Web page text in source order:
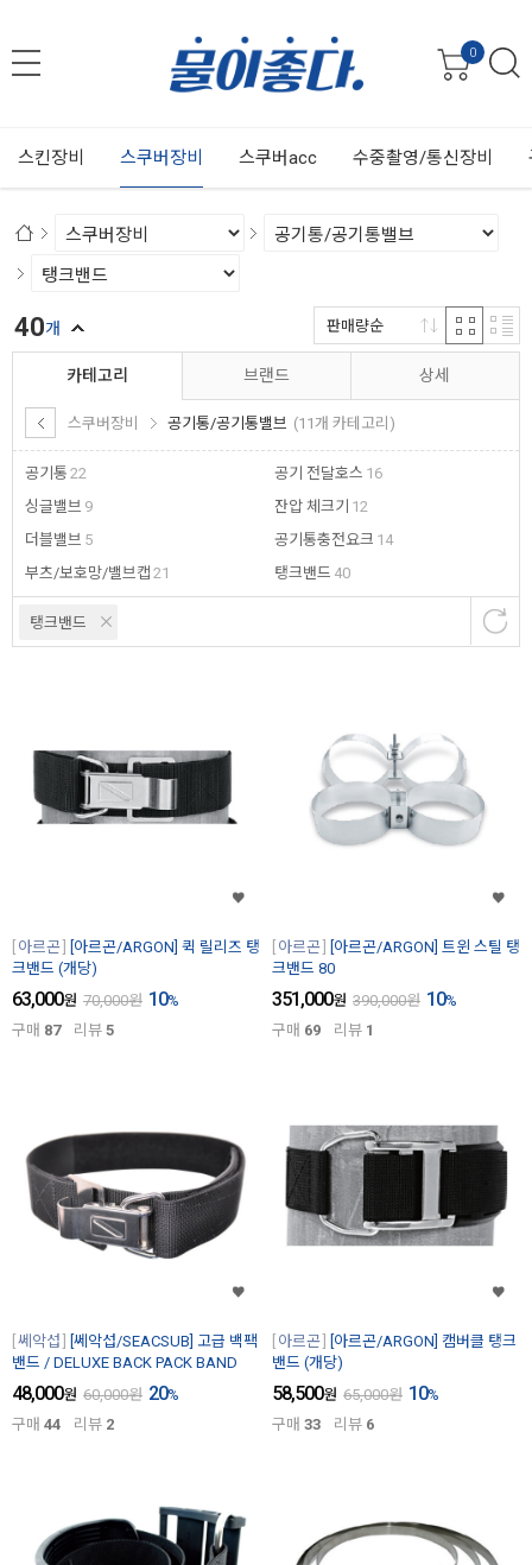
0
스킨장비 스쿠버장비 스쿠버acc 수중촬영/통신장비
카테고리
스쿠버장비 공기통/공기통밸브 (11개 카테고리)
공기통 22
싱글밸브 9
더블밸브 5
부츠/보호망/밸브캡 21
공기 전달호스 16
잔압 체크기 12
공기통충전요크 14
탱크밴드 40
브랜드 상세
탱크밴드
40개 판매량순
아르곤
[아르곤/ARGON] 퀵 릴리즈 탱
크밴드 (개당)
63,000원 70,000원 10%
구매 87 리뷰 5
아르곤
[아르곤/ARGON] 트윈 스틸 탱
크밴드 80
351,000원 390,000원 10%
구매 69 리뷰 1
쎄악섭
[쎄악섭/SEACSUB] 고급 백팩
밴드 / DELUXE BACK PACK BAND
48,000원 60,000원 20%
구매 44 리뷰 2
아르곤
[아르곤/ARGON] 캠버클 탱크
밴드 (개당)
58,500원 65,000원 10%
구매 33 리뷰 6